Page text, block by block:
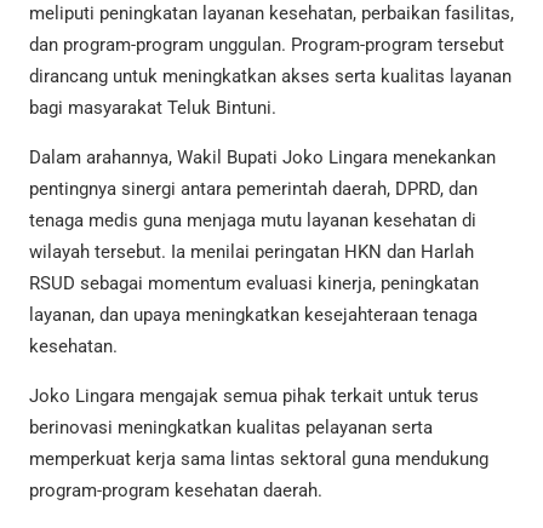
meliputi peningkatan layanan kesehatan, perbaikan fasilitas,
dan program-program unggulan. Program-program tersebut
dirancang untuk meningkatkan akses serta kualitas layanan
bagi masyarakat Teluk Bintuni.
Dalam arahannya, Wakil Bupati Joko Lingara menekankan
pentingnya sinergi antara pemerintah daerah, DPRD, dan
tenaga medis guna menjaga mutu layanan kesehatan di
wilayah tersebut. Ia menilai peringatan HKN dan Harlah
RSUD sebagai momentum evaluasi kinerja, peningkatan
layanan, dan upaya meningkatkan kesejahteraan tenaga
kesehatan.
Joko Lingara mengajak semua pihak terkait untuk terus
berinovasi meningkatkan kualitas pelayanan serta
memperkuat kerja sama lintas sektoral guna mendukung
program-program kesehatan daerah.